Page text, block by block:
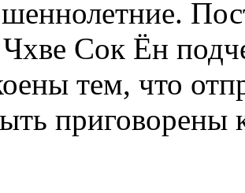
Сок Ён
тем, что
приговорены